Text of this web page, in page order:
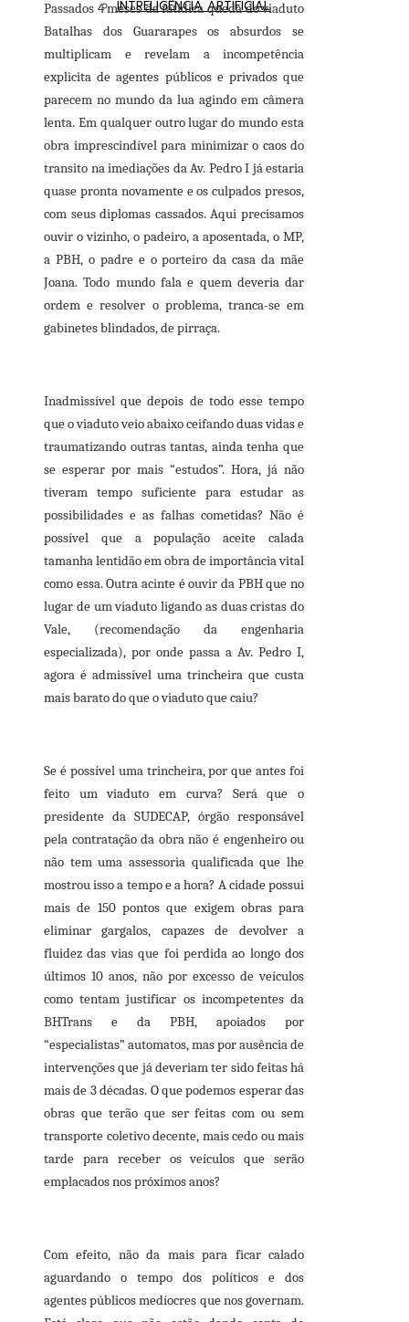
INTRELIGÊNCIA ARTIFICIAL
Passados 4 meses da fatídica queda do viaduto
Batalhas dos Guararapes os absurdos se
multiplicam e revelam a incompetência
explicita de agentes públicos e privados que
parecem no mundo da lua agindo em câmera
lenta. Em qualquer outro lugar do mundo esta
obra imprescindível para minimizar o caos do
transito na imediações da Av. Pedro I já estaria
quase pronta novamente e os culpados presos,
com seus diplomas cassados. Aqui precisamos
ouvir o vizinho, o padeiro, a aposentada, o MP,
a PBH, o padre e o porteiro da casa da mãe
Joana. Todo mundo fala e quem deveria dar
ordem e resolver o problema, tranca-se em
gabinetes blindados, de pirraça.
Inadmissível que depois de todo esse tempo
que o viaduto veio abaixo ceifando duas vidas e
traumatizando outras tantas, ainda tenha que
se esperar por mais “estudos”. Hora, já não
tiveram tempo suficiente para estudar as
possibilidades e as falhas cometidas? Não é
possível que a população aceite calada
tamanha lentidão em obra de importância vital
como essa. Outra acinte é ouvir da PBH que no
lugar de um viaduto ligando as duas cristas do
Vale, (recomendação da engenharia
especializada), por onde passa a Av. Pedro I,
agora é admissível uma trincheira que custa
mais barato do que o viaduto que caiu?
Se é possível uma trincheira, por que antes foi
feito um viaduto em curva? Será que o
presidente da SUDECAP, órgão responsável
pela contratação da obra não é engenheiro ou
não tem uma assessoria qualificada que lhe
mostrou isso a tempo e a hora? A cidade possui
mais de 150 pontos que exigem obras para
eliminar gargalos, capazes de devolver a
fluidez das vias que foi perdida ao longo dos
últimos 10 anos, não por excesso de veículos
como tentam justificar os incompetentes da
BHTrans e da PBH, apoiados por
“especialistas” automatos, mas por ausência de
intervenções que já deveriam ter sido feitas há
mais de 3 décadas. O que podemos esperar das
obras que terão que ser feitas com ou sem
transporte coletivo decente, mais cedo ou mais
tarde para receber os veículos que serão
emplacados nos próximos anos?
Com efeito, não da mais para ficar calado
aguardando o tempo dos políticos e dos
agentes públicos medíocres que nos governam.